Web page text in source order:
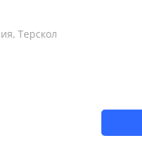
Терскол